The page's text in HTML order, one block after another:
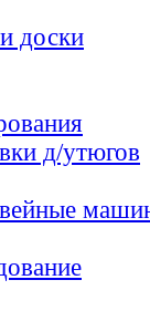
доски
д/утюгов